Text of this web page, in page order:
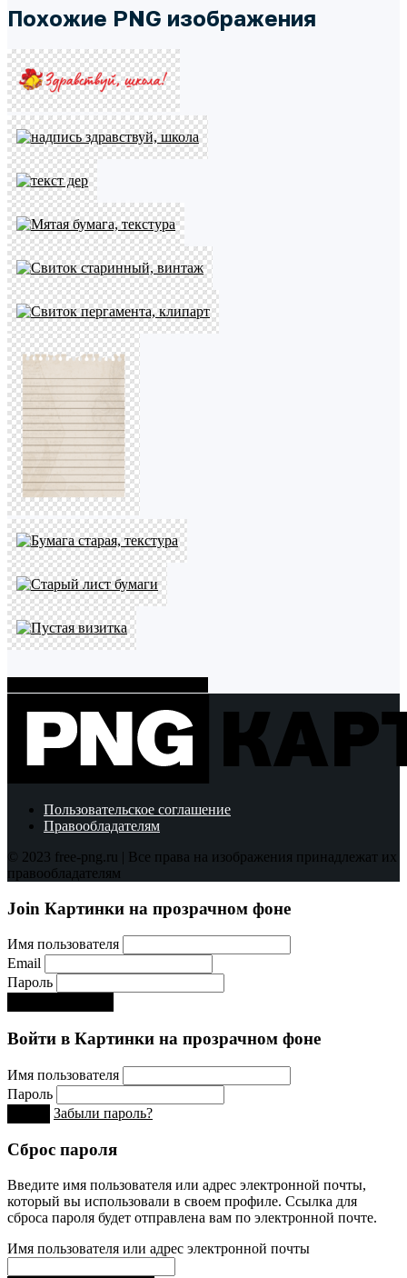
Похожие PNG изображения
Пользовательское соглашение
Правообладателям
© 2023 free-png.ru | Все права на изображения принадлежат их
правообладателям
Join Картинки на прозрачном фоне
Имя пользователя
Email
Пароль
Войти в Картинки на прозрачном фоне
Имя пользователя
Пароль
Забыли пароль?
Сброс пароля
Введите имя пользователя или адрес электронной почты,
который вы использовали в своем профиле. Ссылка для
сброса пароля будет отправлена ​​вам по электронной почте.
Имя пользователя или адрес электронной почты